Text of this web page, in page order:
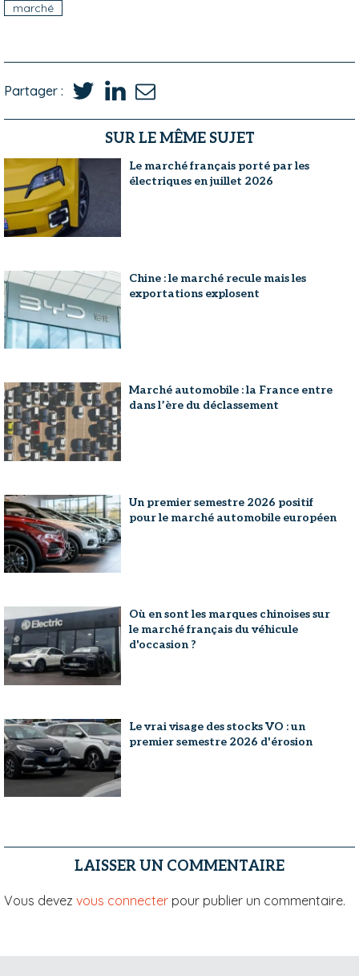
marché
Partager :
SUR LE MÊME SUJET
Le marché français porté par les
électriques en juillet 2026
Chine : le marché recule mais les
exportations explosent
Marché automobile : la France entre
dans l’ère du déclassement
Un premier semestre 2026 positif
pour le marché automobile européen
Où en sont les marques chinoises sur
le marché français du véhicule
d'occasion ?
Le vrai visage des stocks VO : un
premier semestre 2026 d'érosion
LAISSER UN COMMENTAIRE
Vous devez vous connecter pour publier un commentaire.